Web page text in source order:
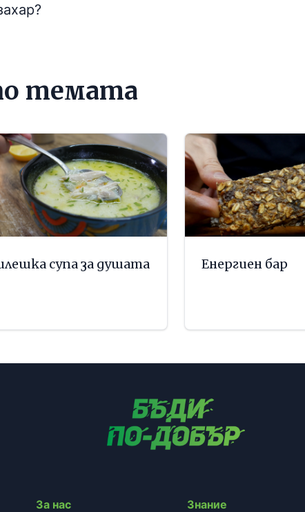
темата
супа за душата Енергиен бар
За нас
Знание